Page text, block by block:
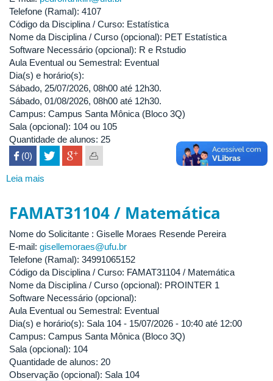
Sólidos
Telefone (Ramal): 4107
Código da Disciplina / Curso: Estatística
Nome da Disciplina / Curso (opcional): PET Estatística
Software Necessário (opcional): R e Rstudio
Aula Eventual ou Semestral: Eventual
Dia(s) e horário(s):
Sábado, 25/07/2026, 08h00 até 12h30.
Sábado, 01/08/2026, 08h00 até 12h30.
Campus: Campus Santa Mônica (Bloco 3Q)
Sala (opcional): 104 ou 105
Quantidade de alunos: 25
 (0)
Leia mais
-
Estatística
FAMAT31104 / Matemática
Nome do Solicitante : Giselle Moraes Resende Pereira
E-mail: gisellemoraes@ufu.br
Telefone (Ramal): 34991065152
Código da Disciplina / Curso: FAMAT31104 / Matemática
Nome da Disciplina / Curso (opcional): PROINTER 1
Software Necessário (opcional):
Aula Eventual ou Semestral: Eventual
Dia(s) e horário(s): Sala 104 - 15/07/2026 - 10:40 até 12:00
Campus: Campus Santa Mônica (Bloco 3Q)
Sala (opcional): 104
Quantidade de alunos: 20
Observação (opcional): Sala 104